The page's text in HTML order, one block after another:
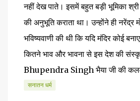
नहीं देख पाते। इसमें बहुत बड़ी भूमिका
की अनुभूति कराता था। उन्होंने ही नरेंद्र
भविष्यवाणी की थी कि यदि मंदिर कोई
कितने भाव और भावना से इस देश की
Bhupendra Singh भैया जी की
सनातन धर्म